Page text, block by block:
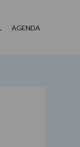
AGENDA